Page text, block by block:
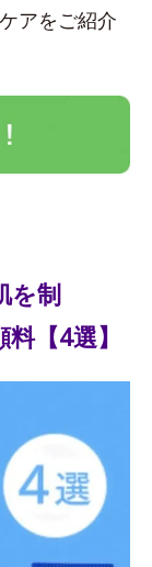
アをご紹介
を制
【4選】